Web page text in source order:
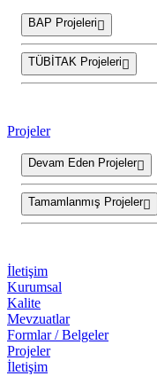
BAP Projeleri
TÜBİTAK Projeleri
Projeler
Devam Eden Projeler
Tamamlanmış Projeler
İletişim
Kurumsal
Kalite
Mevzuatlar
Formlar / Belgeler
Projeler
İletişim